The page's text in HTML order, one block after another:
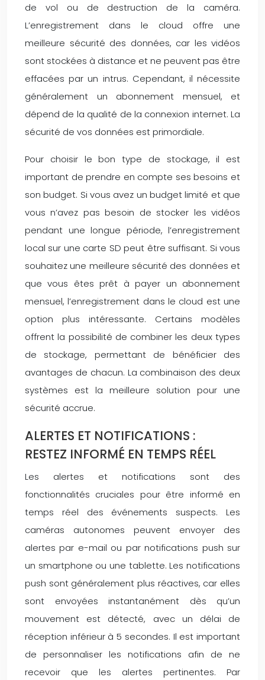
de vol ou de destruction de la caméra.
L’enregistrement dans le cloud offre une
meilleure sécurité des données, car les vidéos
sont stockées à distance et ne peuvent pas être
effacées par un intrus. Cependant, il nécessite
généralement un abonnement mensuel, et
dépend de la qualité de la connexion internet. La
sécurité de vos données est primordiale.
Pour choisir le bon type de stockage, il est
important de prendre en compte ses besoins et
son budget. Si vous avez un budget limité et que
vous n’avez pas besoin de stocker les vidéos
pendant une longue période, l’enregistrement
local sur une carte SD peut être suffisant. Si vous
souhaitez une meilleure sécurité des données et
que vous êtes prêt à payer un abonnement
mensuel, l’enregistrement dans le cloud est une
option plus intéressante. Certains modèles
offrent la possibilité de combiner les deux types
de stockage, permettant de bénéficier des
avantages de chacun. La combinaison des deux
systèmes est la meilleure solution pour une
sécurité accrue.
ALERTES ET NOTIFICATIONS :
RESTEZ INFORMÉ EN TEMPS RÉEL
Les alertes et notifications sont des
fonctionnalités cruciales pour être informé en
temps réel des événements suspects. Les
caméras autonomes peuvent envoyer des
alertes par e-mail ou par notifications push sur
un smartphone ou une tablette. Les notifications
push sont généralement plus réactives, car elles
sont envoyées instantanément dès qu’un
mouvement est détecté, avec un délai de
réception inférieur à 5 secondes. Il est important
de personnaliser les notifications afin de ne
recevoir que les alertes pertinentes. Par